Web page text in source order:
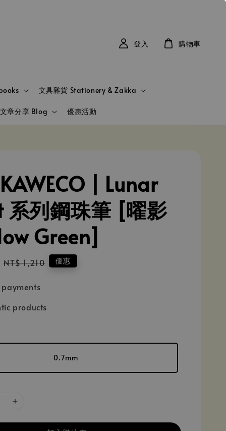
文具雜貨 Stationery & Zakka
文章分享 Blog 優惠活動
登入 購物車
| Lunar
系列鋼珠筆 [曜影
Green]
Regular
NT$ 1,210 優惠
payments
products
0.7mm